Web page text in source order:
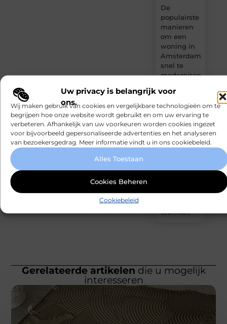
Uw privacy is belangrijk voor
ons.
Wij maken gebruik van cookies en vergelijkbare technologieën om te
begrijpen hoe onze website wordt gebruikt en om uw ervaring te
verbeteren. Afhankelijk van uw voorkeuren worden cookies ingezet
voor bijvoorbeeld gepersonaliseerde advertenties en het analyseren
van bezoekersgedrag. Meer informatie vindt u in ons cookiebeleid.
Alles Toestaan
Cookies Beheren
Cookiebeleid
De
populairste
manieren
om een
woning in
Amsterdam
snel te
moderniseren
Kabelaring
kiezen voor
je boot
De
technische
specialisten
techniek
Gerelateerde artikelen die u mogelijk
interesseren